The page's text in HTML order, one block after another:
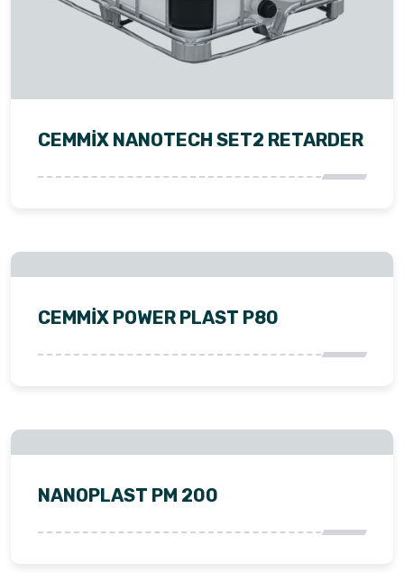
CEMMİX NANOTECH SET2 RETARDER
CEMMİX POWER PLAST P80
NANOPLAST PM 200